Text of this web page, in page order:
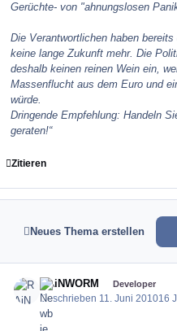
Gerüchte- von "ahnungslosen
Die Verantwortlichen haben
keine lange Zukunft mehr. Die
deshalb keinen reinen Wein ein,
Massenflucht aus dem Euro und
würde.
Dringende Empfehlung: Handeln
geraten!“
Zitieren
Neues Thema erstellen
RAiNWORM Developer
Geschrieben 11. Juni 201016